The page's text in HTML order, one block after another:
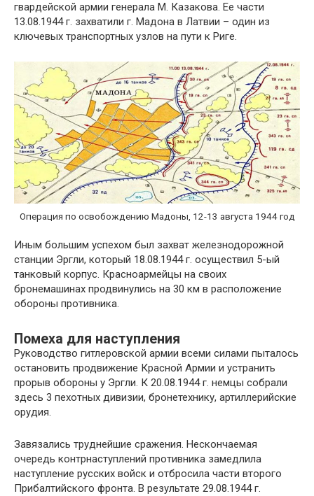
гвардейской армии генерала М. Казакова. Ее части
13.08.1944 г. захватили г. Мадона в Латвии – один из
ключевых транспортных узлов на пути к Риге.
Операция по освобождению Мадоны, 12-13 августа 1944 год
Иным большим успехом был захват железнодорожной
станции Эргли, который 18.08.1944 г. осуществил 5-ый
танковый корпус. Красноармейцы на своих
бронемашинах продвинулись на 30 км в расположение
обороны противника.
Помеха для наступления
Руководство гитлеровской армии всеми силами пыталось
остановить продвижение Красной Армии и устранить
прорыв обороны у Эргли. К 20.08.1944 г. немцы собрали
здесь 3 пехотных дивизии, бронетехнику, артиллерийские
орудия.
Завязались труднейшие сражения. Нескончаемая
очередь контрнаступлений противника замедлила
наступление русских войск и отбросила части второго
Прибалтийского фронта. В результате 29.08.1944 г.